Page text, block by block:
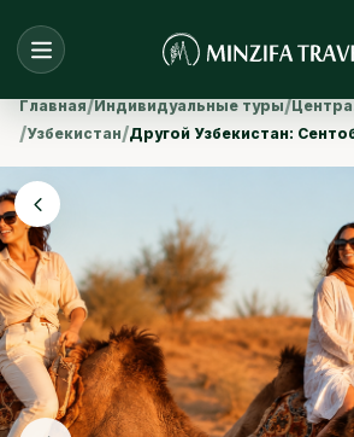
Главная/Индивидуальные туры/
/Узбекистан/